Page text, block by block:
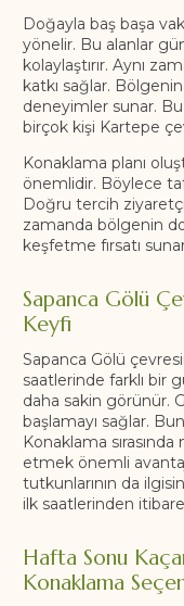
Doğayla baş başa
yönelir. Bu alanlar
kolaylaştırır. Aynı
katkı sağlar.
deneyimler sunar.
birçok kişi Kartepe
Konaklama planı
önemlidir. Böylece
Doğru tercih
zamanda bölgenin
keşfetme fırsatı
Sapanca Gölü
Keyfi
Sapanca Gölü
saatlerinde farklı bir
daha sakin görünür.
başlamayı sağlar.
Konaklama
etmek önemli
tutkunlarının da
ilk saatlerinden
Hafta Sonu
Konaklama